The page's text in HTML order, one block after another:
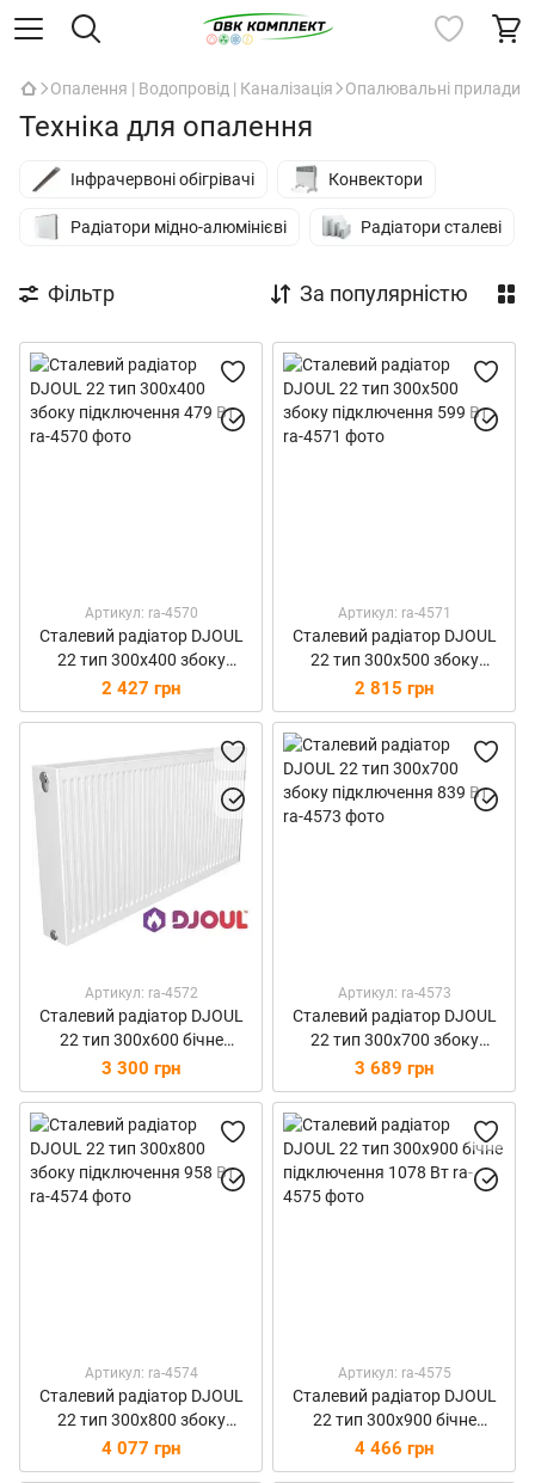
Опалення | Водопровід | Каналізація Опалювальні прилади
Техніка для опалення
Інфрачервоні обігрівачі Конвектори
Радіатори мідно-алюмінієві Радіатори сталеві
Фільтр За популярністю
Артикул: ra-4570
Сталевий радіатор DJOUL
22 тип 300х400 збоку
підключення 479 Вт
2 427 грн
Артикул: ra-4571
Сталевий радіатор DJOUL
22 тип 300х500 збоку
підключення 599 Вт
2 815 грн
Артикул: ra-4572
Сталевий радіатор DJOUL
22 тип 300х600 бічне
підключення 719 Вт
3 300 грн
Артикул: ra-4573
Сталевий радіатор DJOUL
22 тип 300х700 збоку
підключення 839 Вт
3 689 грн
Артикул: ra-4574
Сталевий радіатор DJOUL
22 тип 300х800 збоку
підключення 958 Вт
4 077 грн
Артикул: ra-4575
Сталевий радіатор DJOUL
22 тип 300х900 бічне
підключення 1078 Вт
4 466 грн